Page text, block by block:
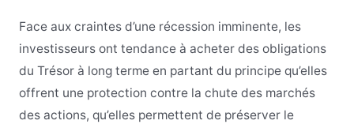
Face aux craintes d’une récession imminente, les
investisseurs ont tendance à acheter des obligations
du Trésor à long terme en partant du principe qu’elles
offrent une protection contre la chute des marchés
des actions, qu’elles permettent de préserver le